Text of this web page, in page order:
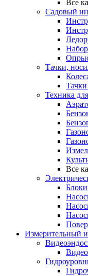
Все
Садовый
Тачки,
Техника
Все
Блоки
Измерительный